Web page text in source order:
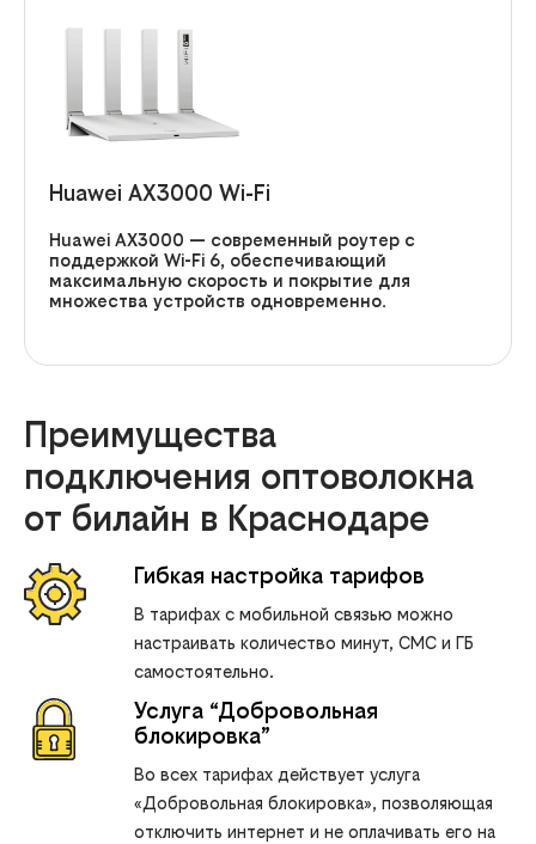
Huawei AX3000 Wi-Fi
Huawei AX3000 — современный роутер с
поддержкой Wi-Fi 6, обеспечивающий
максимальную скорость и покрытие для
множества устройств одновременно.
Преимущества
подключения оптоволокна
от билайн в Краснодаре
Гибкая настройка тарифов
В тарифах с мобильной связью можно
настраивать количество минут, СМС и ГБ
самостоятельно.
Услуга “Добровольная
блокировка”
Во всех тарифах действует услуга
«Добровольная блокировка», позволяющая
отключить интернет и не оплачивать его на